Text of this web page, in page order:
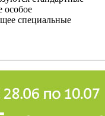
особое
специальные